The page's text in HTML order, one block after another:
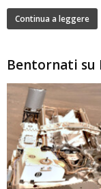
Continua a leggere
Bentornati su